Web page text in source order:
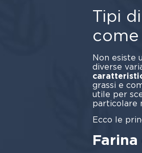
Tipi
come
Non esiste
diverse
grassi e
utile per
particolare
Ecco le